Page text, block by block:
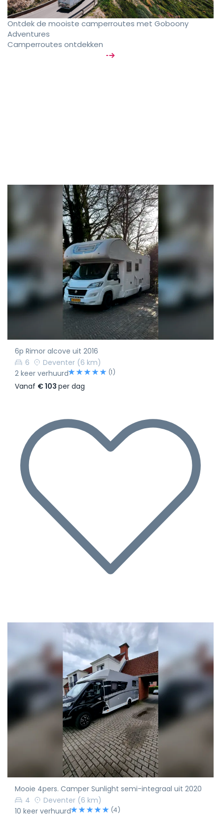
Ontdek de mooiste camperroutes met Goboony
Adventures
Camperroutes ontdekken
6p Rimor alcove uit 2016
6
Deventer (6 km)
2 keer verhuurd
(1)
Vanaf € 103 per dag
Mooie 4pers. Camper Sunlight semi-integraal uit 2020
4
Deventer (6 km)
10 keer verhuurd
(4)